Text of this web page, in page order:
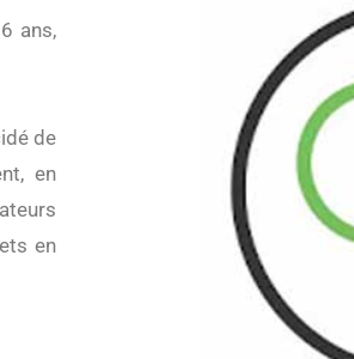
de
en
en